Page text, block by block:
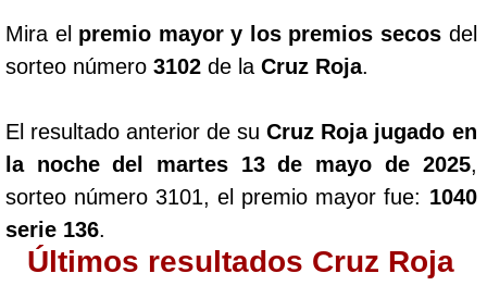
Mira el premio mayor y los premios secosdel
sorteo número 3102 de la Cruz Roja.
El resultado anterior de suCruz Roja jugado en
la noche del martes 13 de mayo de 2025,
sorteo número 3101, el premio mayor fue: 1040
serie 136.
Últimos resultados Cruz Roja